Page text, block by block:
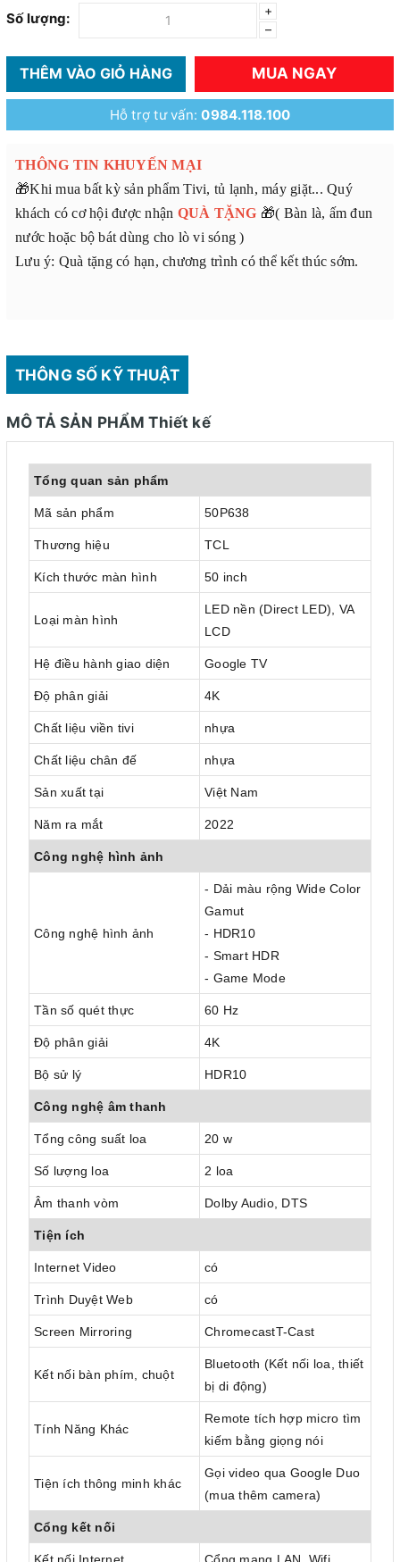
Số lượng:
+
–
THÊM VÀO GIỎ HÀNG MUA NGAY
Hỗ trợ tư vấn:0984.118.100
THÔNG TIN KHUYẾN MẠI
🎁Khi mua bất kỳ sản phẩm Tivi, tủ lạnh, máy giặt... Quý
khách có cơ hội được nhận QUÀ TẶNG 🎁( Bàn là, ấm đun
nước hoặc bộ bát dùng cho lò vi sóng )
Lưu ý: Quà tặng có hạn, chương trình có thể kết thúc sớm.
THÔNG SỐ KỸ THUẬT
MÔ TẢ SẢN PHẨM Thiết kế
Tổng quan sản phẩm
Mã sản phẩm 50P638
Thương hiệu TCL
Kích thước màn hình 50 inch
Loại màn hình
LED nền (Direct LED), VA
LCD
Hệ điều hành giao diện Google TV
Độ phân giải 4K
Chất liệu viền tivi nhựa
Chất liệu chân đế nhựa
Sản xuất tại Việt Nam
Năm ra mắt 2022
Công nghệ hình ảnh
Công nghệ hình ảnh
- Dải màu rộng Wide Color
Gamut
- HDR10
- Smart HDR
- Game Mode
Tần số quét thực 60 Hz
Độ phân giải 4K
Bộ sử lý HDR10
Công nghệ âm thanh
Tổng công suất loa 20 w
Số lượng loa 2 loa
Âm thanh vòm Dolby Audio, DTS
Tiện ích
Internet Video có
Trình Duyệt Web có
Screen Mirroring ChromecastT-Cast
Kết nối bàn phím, chuột
Bluetooth (Kết nối loa, thiết
bị di động)
Tính Năng Khác
Remote tích hợp micro tìm
kiếm bằng giọng nói
Tiện ích thông minh khác
Gọi video qua Google Duo
(mua thêm camera)
Cổng kết nối
Kết nối Internet Cổng mạng LAN, Wifi